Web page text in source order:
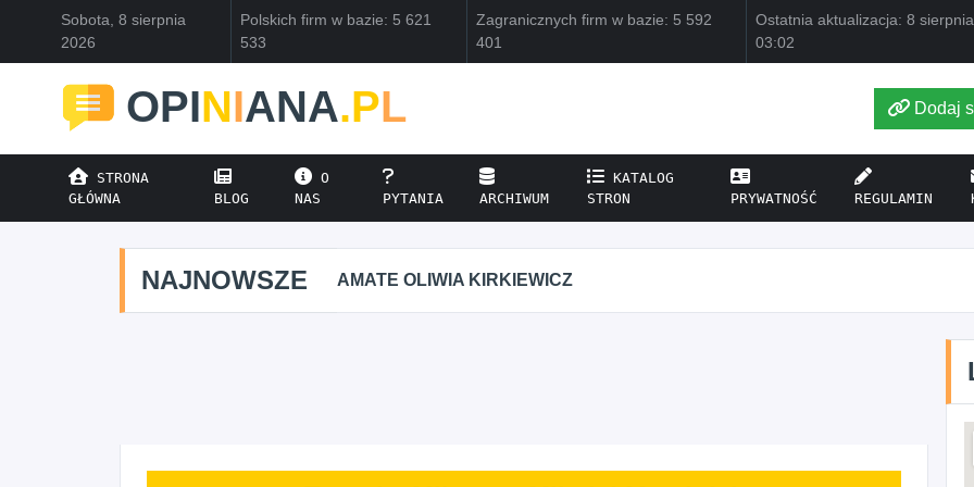
Sobota, 8 sierpnia
2026
Polskich firm w bazie: 5 621
533
Zagranicznych firm w bazie: 5 592
401
Ostatnia aktualizacja: 8
03:02
OPINIANA.PL Dodaj
STRONA
GŁÓWNA
BLOG
O
NAS
PYTANIA ARCHIWUM
KATALOG
STRON
PRYWATNOŚĆ REGULAMIN
NAJNOWSZE AMATE OLIWIA KIRKIEWICZ